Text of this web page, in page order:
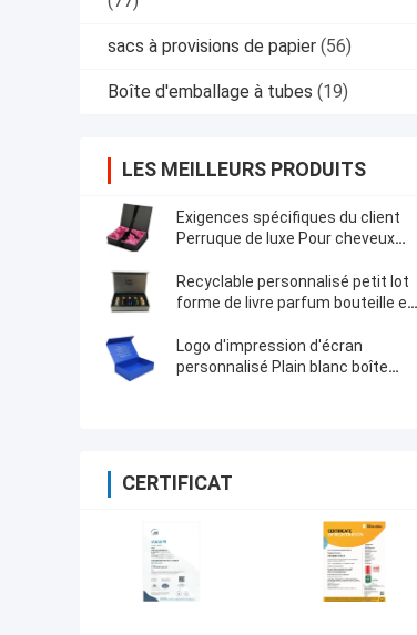
sacs à provisions de papier (56)
Boîte d'emballage à tubes (19)
LES MEILLEURS PRODUITS
Exigences spécifiques du client
Perruque de luxe Pour cheveux
magnétique
Recyclable personnalisé petit lot
forme de livre parfum bouteille en
cosmétiques
Logo d'impression d'écran
personnalisé Plain blanc boîte
CERTIFICAT